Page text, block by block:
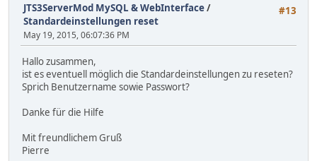
#13
JTS3ServerMod MySQL & WebInterface/
Standardeinstellungen reset
May 19, 2015, 06:07:36 PM
Hallo zusammen,
ist es eventuell möglich die Standardeinstellungen zu reseten?
Sprich Benutzername sowie Passwort?
Danke für die Hilfe
Mit freundlichem Gruß
Pierre